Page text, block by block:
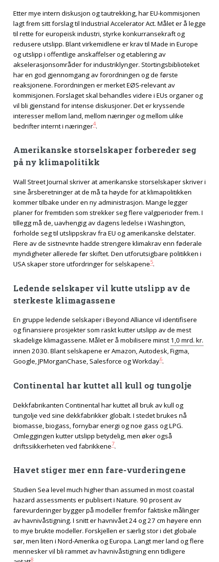
Etter mye intern diskusjon og tautrekking, har EU-kommisjonen
lagt frem sitt forslag til Industrial Accelerator Act. Målet er å legge
til rette for europeisk industri, styrke konkurransekraft og
redusere utslipp. Blant virkemidlene er krav til Made in Europe
og utslipp i offentlige anskaffelser og etablering av
akselerasjonsområder for industriklynger. Stortingsbiblioteket
har en god gjennomgang av forordningen og de første
reaksjonene. Forordningen er merket EØS-relevant av
kommisjonen. Forslaget skal behandles videre i EUs organer og
vil bli gjenstand for intense diskusjoner. Det er kryssende
interesser mellom land, mellom næringer og mellom ulike
bedrifter internt i næringer4.
Amerikanske storselskaper forbereder seg
på ny klimapolitikk
Wall Street Journal skriver at amerikanske storselskaper skriver i
sine årsberetninger at de må ta høyde for at klimapolitikken
kommer tilbake under en ny administrasjon. Mange legger
planer for fremtiden som strekker seg flere valgperioder frem. I
tillegg må de, uavhengig av dagens ledelse i Washington,
forholde seg til utslippskrav fra EU og amerikanske delstater.
Flere av de sistnevnte hadde strengere klimakrav enn føderale
myndigheter allerede før skiftet. Den utforutsigbare politikken i
USA skaper store utfordringer for selskapene5.
Ledende selskaper vil kutte utslipp av de
sterkeste klimagassene
En gruppe ledende selskaper i Beyond Alliance vil identifisere
og finansiere prosjekter som raskt kutter utslipp av de mest
skadelige klimagassene. Målet er å mobilisere minst 1,0 mrd. kr.
innen 2030. Blant selskapene er Amazon, Autodesk, Figma,
Google, JPMorganChase, Salesforce og Workday6.
Continental har kuttet all kull og tungolje
Dekkfabrikanten Continental har kuttet all bruk av kull og
tungolje ved sine dekkfabrikker globalt. I stedet brukes nå
biomasse, biogass, fornybar energi og noe gass og LPG.
Omleggingen kutter utslipp betydelig, men øker også
driftssikkerheten ved fabrikkene7.
Havet stiger mer enn fare-vurderingene
Studien Sea level much higher than assumed in most coastal
hazard assessments er publisert i Nature. 90 prosent av
farevurderinger bygger på modeller fremfor faktiske målinger
av havnivåstigning. I snitt er havnivået 24 og 27 cm høyere enn
to mye brukte modeller. Forskjellen er særlig stor i det globale
sør, men liten i Nord-Amerika og Europa. Langt mer land og flere
mennesker vil bli rammet av havnivåstigning enn tidligere
8